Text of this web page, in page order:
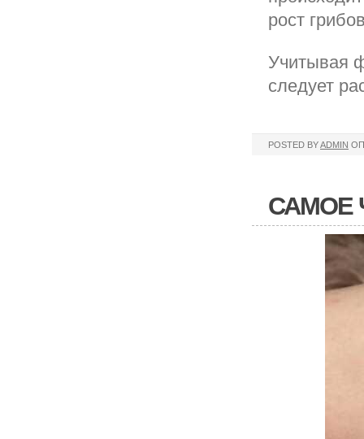
рост
Учитывая
следует
POSTED BYADMIN
САМОЕ